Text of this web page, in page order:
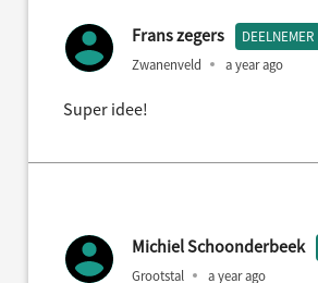
Frans zegers DEELNEMER
Zwanenveld a year ago
Super idee!
Michiel Schoonderbeek
Grootstal a year ago